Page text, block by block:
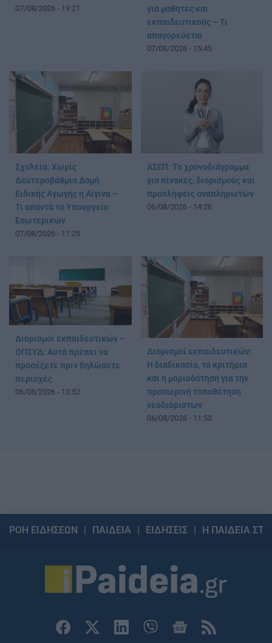
07/08/2026 - 19:21
για μαθητές και
εκπαιδευτικούς – Τι
απαγορεύεται
07/08/2026 - 15:45
Σχολεία: Χωρίς
Δευτεροβάθμια Δομή
Ειδικής Αγωγής η Αίγινα –
Τι απαντά το Υπουργείο
Εσωτερικών
07/08/2026 - 11:25
ΑΣΕΠ: Το χρονοδιάγραμμα
για πίνακες, διορισμούς και
προσλήψεις αναπληρωτών
06/08/2026 - 14:26
Διορισμοί εκπαιδευτικών –
ΟΠΣΥΔ: Αυτά πρέπει να
προσέξετε πριν δηλώσετε
περιοχές
06/08/2026 - 13:52
Διορισμοί εκπαιδευτικών:
Η διαδικασία, τα κριτήρια
και η μοριοδότηση για την
προσωρινή τοποθέτηση
νεοδιόριστων
06/08/2026 - 11:53
ΡΟΗ ΕΙΔΗΣΕΩΝ ΠΑΙΔΕΙΑ ΕΙΔΗΣΕΙΣ Η ΠΑΙΔΕΙΑ